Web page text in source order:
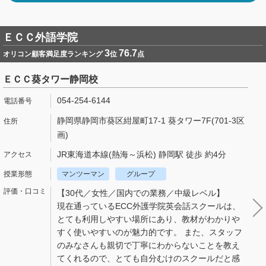
ＥＣＣ外語学院
オリコン顧客満足度ランキング3位 76.7点
ＥＣＣ葵タワー静岡校
054-254-6144
静岡県静岡市葵区紺屋町17-1 葵タワー7F(701-3区
画)
JR東海道本線(熱海～浜松) 静岡駅 徒歩 約4分
マンツーマン グループ
【30代／女性／国内での業務／中級レベル】
現在通っているECC外護学院英会話スクールは、
とても利用しやすい場所にあり、教材がわかりや
すく使いやすいのが魅力的です。 また、スタッフ
のみなさんも親切で丁寧にわからないことを教え
てくれるので、とても自分むけのスクールだと感